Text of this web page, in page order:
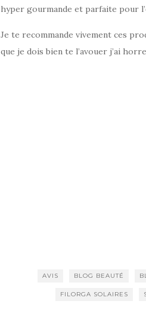
hyper gourmande et parfaite pour
Je te recommande vivement ces
que je dois bien te l’avouer j’ai
AVIS BLOG BEAUTÉ
FILORGA SOLAIRES